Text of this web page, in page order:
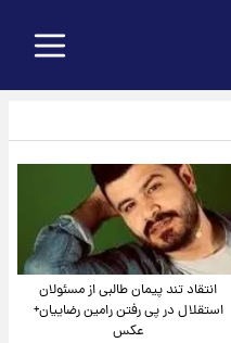
انتقاد تند پیمان طالبی از مسئولان
استقلال در پی رفتن رامین رضاییان+
عکس